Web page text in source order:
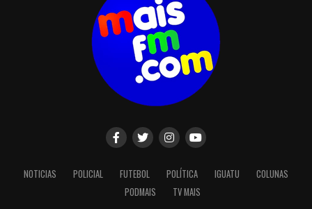
NOTICIAS POLICIAL FUTEBOL POLÍTICA IGUATU
COLUNAS
PODMAIS
TV MAIS